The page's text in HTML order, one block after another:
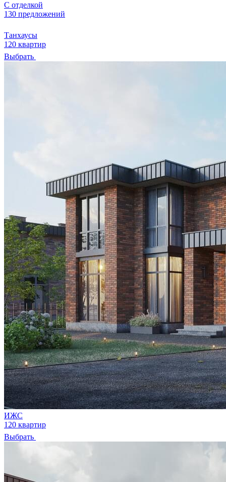
С отделкой
130 предложений
Танхаусы
120 квартир
Выбрать
ИЖС
120 квартир
Выбрать